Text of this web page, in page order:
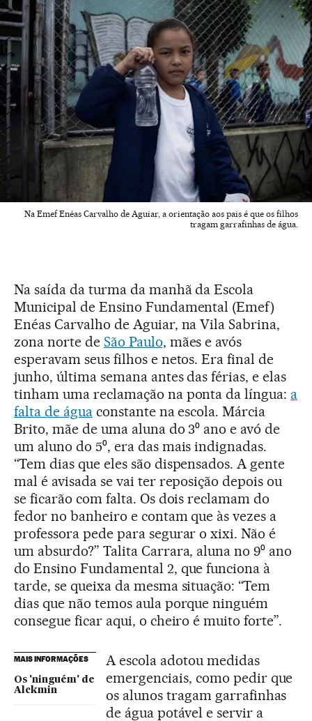
Na Emef Enéas Carvalho de Aguiar, a orientação aos pais é que os filhos
tragam garrafinhas de água.
Na saída da turma da manhã da Escola
Municipal de Ensino Fundamental (Emef)
Enéas Carvalho de Aguiar, na Vila Sabrina,
zona norte de São Paulo, mães e avós
esperavam seus filhos e netos. Era final de
junho, última semana antes das férias, e elas
tinham uma reclamação na ponta da língua: a
falta de águaconstante na escola. Márcia
Brito, mãe de uma aluna do 3⁰ ano e avó de
um aluno do 5⁰, era das mais indignadas.
“Tem dias que eles são dispensados. A gente
mal é avisada se vai ter reposição depois ou
se ficarão com falta. Os dois reclamam do
fedor no banheiro e contam que às vezes a
professora pede para segurar o xixi. Não é
um absurdo?” Talita Carrara, aluna no 9⁰ ano
do Ensino Fundamental 2, que funciona à
tarde, se queixa da mesma situação: “Tem
dias que não temos aula porque ninguém
consegue ficar aqui, o cheiro é muito forte”.
MAIS INFORMAÇÕES
Os 'ninguém' de
Alckmin
A escola adotou medidas
emergenciais, como pedir que
os alunos tragam garrafinhas
de água potável e servir a